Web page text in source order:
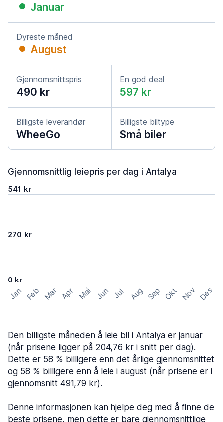
Januar
Dyreste måned
August
Gjennomsnittspris
490 kr
En god deal
597 kr
Billigste leverandør
WheeGo
Billigste biltype
Små biler
Gjennomsnittlig leiepris per dag i Antalya
541 kr
270 kr
0 kr
Jan Feb Mar Apr Mai Jun Jul Aug Sep Okt Nov Des
Den billigste måneden å leie bil i Antalya er januar
(når prisene ligger på 204,76 kr i snitt per dag).
Dette er 58 % billigere enn det årlige gjennomsnittet
og 58 % billigere enn å leie i august (når prisene er i
gjennomsnitt 491,79 kr).
Denne informasjonen kan hjelpe deg med å finne de
beste prisene, men dette er bare gjennomsnittlige